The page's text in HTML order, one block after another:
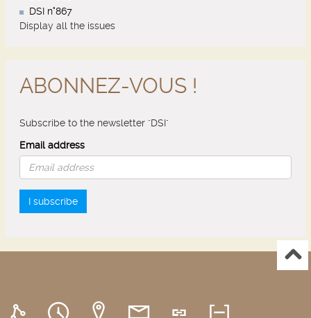
DSI n°867
Display all the issues
ABONNEZ-VOUS !
Subscribe to the newsletter "DSI"
Email address
I subscribe